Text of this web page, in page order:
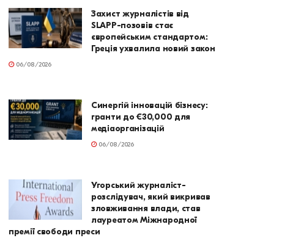
Захист журналістів від
SLAPP-позовів стає
європейським стандартом:
Греція ухвалила новий закон
06/08/2026
Синергій інновацій бізнесу:
гранти до €30,000 для
медіаорганізацій
06/08/2026
Угорський журналіст-
розслідувач, який викривав
зловживання влади, став
лауреатом Міжнародної
премії свободи преси